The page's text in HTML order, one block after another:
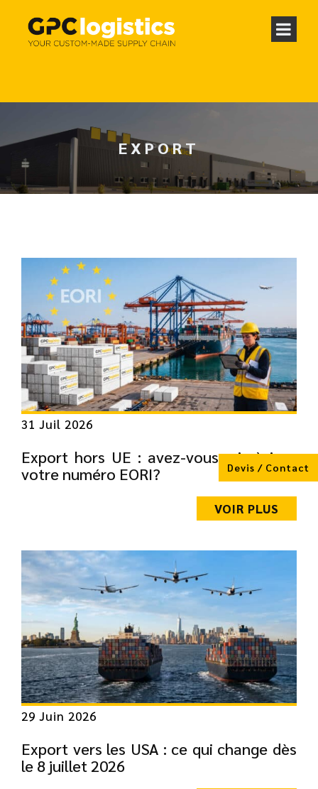
Devis / Contact
EXPORT
31 Juil 2026
Export hors UE : avez-vous mis à jour
votre numéro EORI?
VOIR PLUS
29 Juin 2026
Export vers les USA : ce qui change dès
le 8 juillet 2026